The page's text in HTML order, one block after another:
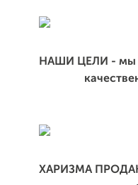
НАШИ ЦЕЛИ -
ХАРИЗМА